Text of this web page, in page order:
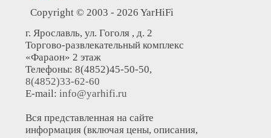
Copyright © 2003 - 2026 YarHiFi
г. Ярославль, ул. Гоголя , д. 2
Торгово-развлекательный комплекс
«Фараон» 2 этаж
Телефоны: 8(4852)45-50-50,
8(4852)33-62-60
E-mail: info@yarhifi.ru
Вся представленная на сайте
информация (включая цены, описания,